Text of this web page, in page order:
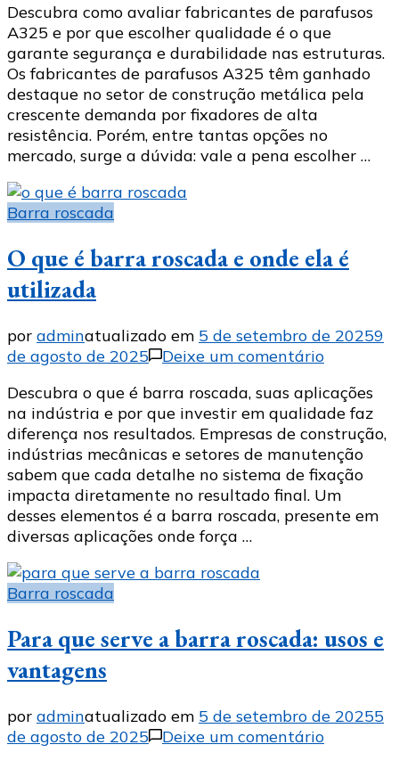
de
parafusos
A325:
preço
baixo
ou
qualidade?
Descubra como avaliar fabricantes de parafusos
A325 e por que escolher qualidade é o que
garante segurança e durabilidade nas estruturas.
Os fabricantes de parafusos A325 têm ganhado
destaque no setor de construção metálica pela
crescente demanda por fixadores de alta
resistência. Porém, entre tantas opções no
mercado, surge a dúvida: vale a pena escolher …
Barra roscada
O que é barra roscada e onde ela é
utilizada
por adminatualizado em 5 de setembro de 20259
de agosto de 2025
Deixe um comentárioem
que
é
barra
roscada
e
onde
ela
Descubra o que é barra roscada, suas aplicações
na indústria e por que investir em qualidade faz
diferença nos resultados. Empresas de construção,
indústrias mecânicas e setores de manutenção
sabem que cada detalhe no sistema de fixação
impacta diretamente no resultado final. Um
desses elementos é a barra roscada, presente em
diversas aplicações onde força …
Barra roscada
Para que serve a barra roscada: usos e
vantagens
por adminatualizado em 5 de setembro de 20255
de agosto de 2025
Deixe um comentárioem